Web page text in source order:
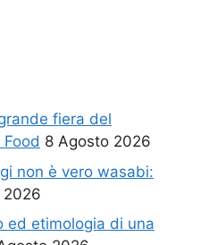
fiera del
8 Agosto 2026
non è vero wasabi:
2026
ed etimologia di una